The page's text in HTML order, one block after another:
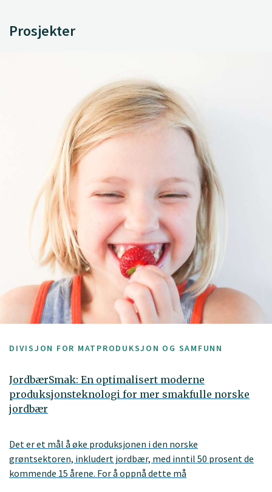
Prosjekter
DIVISJON FOR MATPRODUKSJON OG SAMFUNN
JordbærSmak: En optimalisert moderne
produksjonsteknologi for mer smakfulle norske
jordbær
Det er et mål å øke produksjonen i den norske
grøntsektoren, inkludert jordbær, med inntil 50 prosent de
kommende 15 årene. For å oppnå dette må